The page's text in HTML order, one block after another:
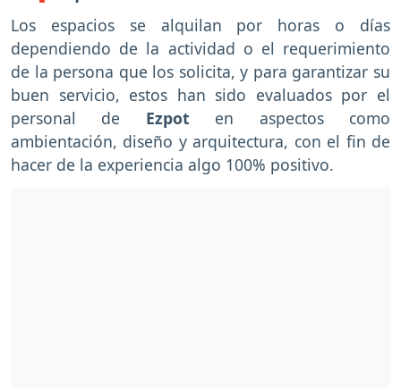
Los espacios se alquilan por horas o días
dependiendo de la actividad o el requerimiento
de la persona que los solicita, y para garantizar su
buen servicio, estos han sido evaluados por el
personal de Ezpot en aspectos como
ambientación, diseño y arquitectura, con el fin de
hacer de la experiencia algo 100% positivo.